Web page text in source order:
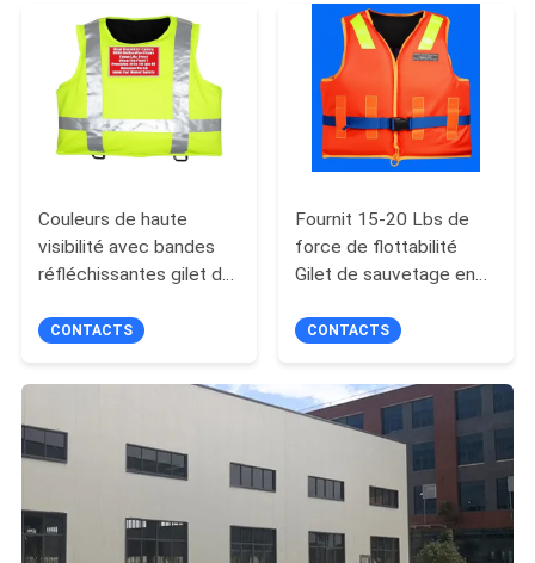
POLICY
Couleurs de haute
visibilité avec bandes
réfléchissantes gilet de
fournit 15 à 20 livres de
pour la sécurité de l'eau
CONTACTS
Fournit 15-20 Lbs de
force de flottabilité
Gilet de sauvetage en
Environ 1,5 Lbs
aquatique léger et
durable
CONTACTS